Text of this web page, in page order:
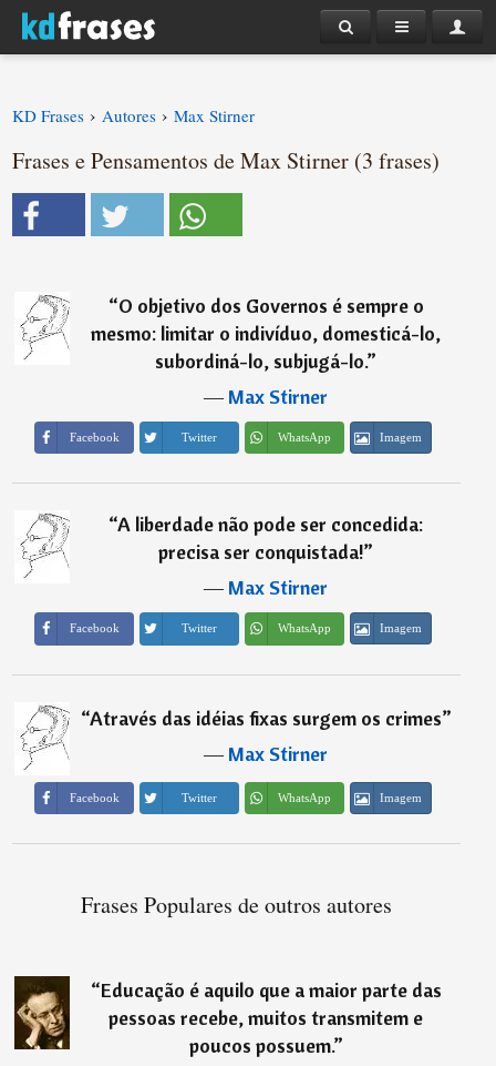
KD Frases › Autores › Max Stirner
Frases e Pensamentos de Max Stirner (3 frases)
“O objetivo dos Governos é sempre o
mesmo: limitar o indivíduo, domesticá-lo,
subordiná-lo, subjugá-lo.”
―Max Stirner
Facebook Twitter WhatsApp Imagem
“A liberdade não pode ser concedida:
precisa ser conquistada!”
―Max Stirner
Facebook Twitter WhatsApp Imagem
“Através das idéias fixas surgem os crimes”
―Max Stirner
Facebook Twitter WhatsApp Imagem
Frases Populares de outros autores
“Educação é aquilo que a maior parte das
pessoas recebe, muitos transmitem e
poucos possuem.”